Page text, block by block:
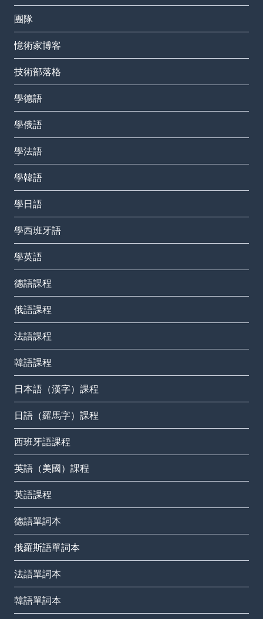
團隊
憶術家博客
技術部落格
學德語
學俄語
學法語
學韓語
學日語
學西班牙語
學英語
德語課程
俄語課程
法語課程
韓語課程
日本語（漢字）課程
日語（羅馬字）課程
西班牙語課程
英語（美國）課程
英語課程
德語單詞本
俄羅斯語單詞本
法語單詞本
韓語單詞本